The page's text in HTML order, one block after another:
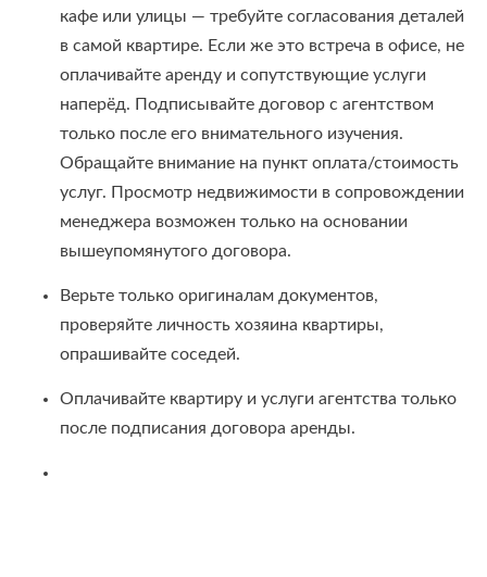
кафе или улицы — требуйте согласования деталей
в самой квартире. Если же это встреча в офисе, не
оплачивайте аренду и сопутствующие услуги
наперёд. Подписывайте договор с агентством
только после его внимательного изучения.
Обращайте внимание на пункт оплата/стоимость
услуг. Просмотр недвижимости в сопровождении
менеджера возможен только на основании
вышеупомянутого договора.
Верьте только оригиналам документов,
проверяйте личность хозяина квартиры,
опрашивайте соседей.
Оплачивайте квартиру и услуги агентства только
после подписания договора аренды.